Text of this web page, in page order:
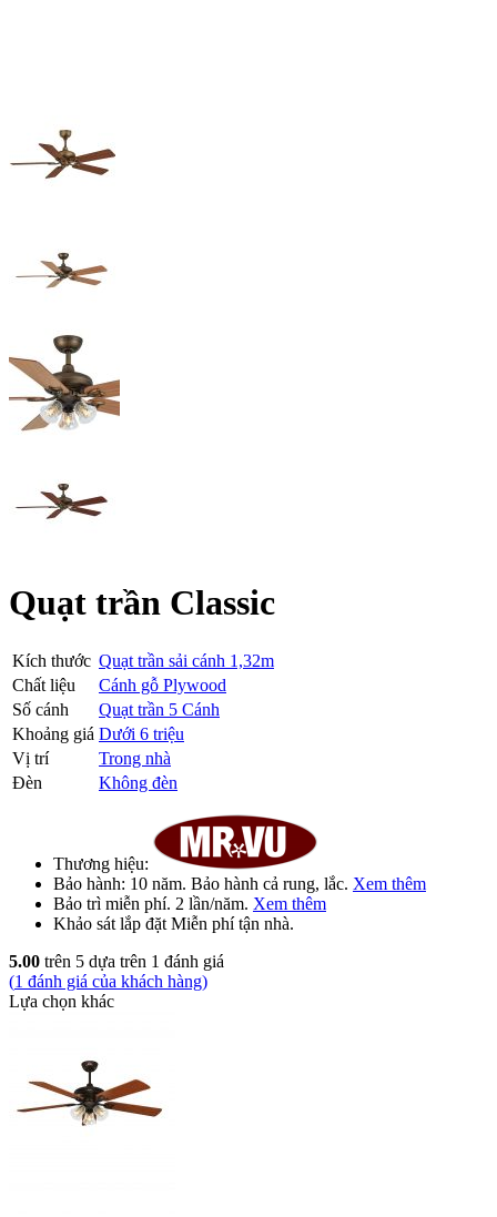
Quạt trần Classic
Kích thước Quạt trần sải cánh 1,32m
Chất liệu
Cánh gỗ Plywood
Số cánh
Quạt trần 5 Cánh
Khoảng giá Dưới 6 triệu
Vị trí
Trong nhà
Đèn
Không đèn
Thương hiệu:
Bảo hành: 10 năm. Bảo hành cả rung, lắc. Xem thêm
Bảo trì miễn phí. 2 lần/năm. Xem thêm
Khảo sát lắp đặt Miễn phítận nhà.
5.00 trên 5 dựa trên 1 đánh giá
(1 đánh giá của khách hàng)
Lựa chọn khác